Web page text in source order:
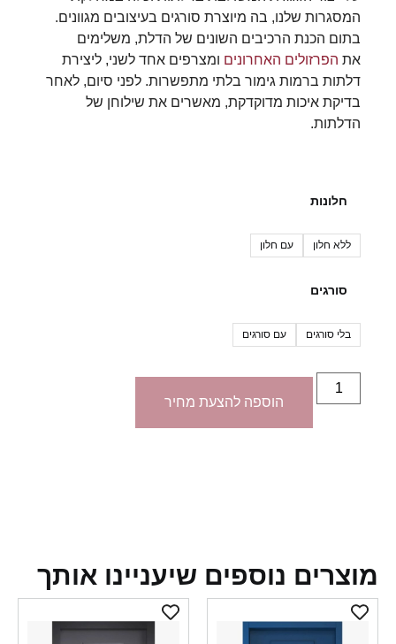
המסגרות שלנו, בה מיוצרת סורגים בעיצובים מגוונים.
בתום הכנת הרכיבים השונים של הדלת, משלימים
הפרזולים האחרוניםומצרפים אחד לשני, ליצירת
דלתות ברמות גימור בלתי מתפשרות. לפני סיום, לאחר
בדיקת איכות מדוקדקת, מאשרים את שילוחן של
הדלתות.
חלונות
ללא חלון עם חלון
סורגים
בלי סורגים עם סורגים
הוספה להצעת מחיר
נוספים שיעניינו אותך